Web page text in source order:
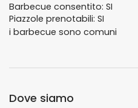
Barbecue consentito: SI
Piazzole prenotabili: SI
i barbecue sono comuni
Dove siamo